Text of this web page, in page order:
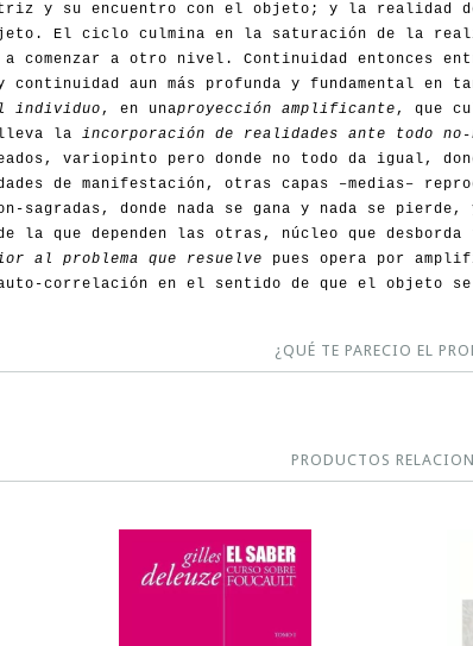
y su encuentro con el objeto; y la realidad
El ciclo culmina en la saturación de la
comenzar a otro nivel. Continuidad entonces
aun más profunda y fundamental en
individuo, en unaproyección amplificante, que
la incorporación de realidades ante todo no-
variopinto pero donde no todo da igual,
de manifestación, otras capas –medias­–
sagradas, donde nada se gana y nada se
la que dependen las otras, núcleo que
al problema que resuelve pues opera por
correlación en el sentido de que el objeto
¿QUÉ TE PARECIO EL
PRODUCTOS